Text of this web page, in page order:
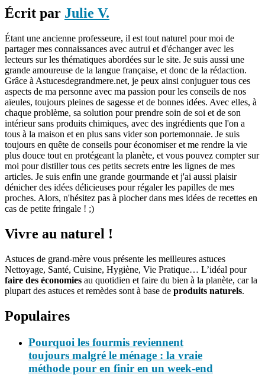
Écrit par Julie V.
Étant une ancienne professeure, il est tout naturel pour moi de
partager mes connaissances avec autrui et d'échanger avec les
lecteurs sur les thématiques abordées sur le site. Je suis aussi une
grande amoureuse de la langue française, et donc de la rédaction.
Grâce à Astucesdegrandmere.net, je peux ainsi conjuguer tous ces
aspects de ma personne avec ma passion pour les conseils de nos
aïeules, toujours pleines de sagesse et de bonnes idées. Avec elles, à
chaque problème, sa solution pour prendre soin de soi et de son
intérieur sans produits chimiques, avec des ingrédients que l'on a
tous à la maison et en plus sans vider son portemonnaie. Je suis
toujours en quête de conseils pour économiser et me rendre la vie
plus douce tout en protégeant la planète, et vous pouvez compter sur
moi pour distiller tous ces petits secrets entre les lignes de mes
articles. Je suis enfin une grande gourmande et j'ai aussi plaisir
dénicher des idées délicieuses pour régaler les papilles de mes
proches. Alors, n'hésitez pas à piocher dans mes idées de recettes en
cas de petite fringale ! ;)
Vivre au naturel !
Astuces de grand-mère vous présente les meilleures astuces
Nettoyage, Santé, Cuisine, Hygiène, Vie Pratique… L’idéal pour
faire des économies au quotidien et faire du bien à la planète, car la
plupart des astuces et remèdes sont à base de produits naturels.
Populaires
Pourquoi les fourmis reviennent
toujours malgré le ménage : la vraie
méthode pour en finir en un week-end